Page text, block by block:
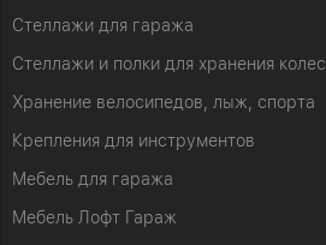
Стеллажи для гаража
Стеллажи и полки для хранения колес
Хранение велосипедов, лыж, спорта
Крепления для инструментов
Мебель для гаража
Мебель Лофт Гараж